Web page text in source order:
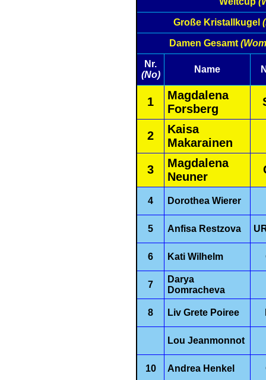
Große Kristallkugel
Damen Gesamt
Nr.
(No)
Name
1
Magdalena
Forsberg
2
Kaisa
Makarainen
3
Magdalena
Neuner
4 Dorothea Wierer
5 Anfisa Restzova
6 Kati Wilhelm
7
Darya
Domracheva
8 Liv Grete Poiree
Lou Jeanmonnot
10 Andrea Henkel